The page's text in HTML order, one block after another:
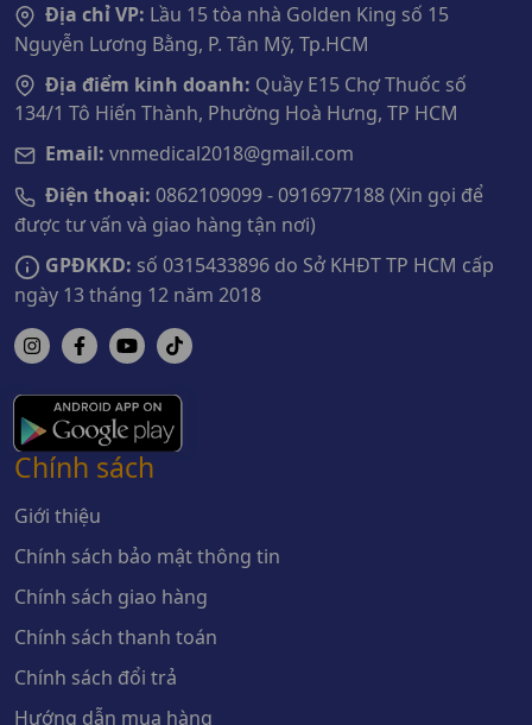
Địa chỉ VP: Lầu 15 tòa nhà Golden King số 15
Nguyễn Lương Bằng, P. Tân Mỹ, Tp.HCM
Địa điểm kinh doanh: Quầy E15 Chợ Thuốc số
134/1 Tô Hiến Thành, Phường Hoà Hưng, TP HCM
Email: vnmedical2018@gmail.com
Điện thoại: 0862109099 - 0916977188 (Xin gọi để
được tư vấn và giao hàng tận nơi)
GPĐKKD: số 0315433896 do Sở KHĐT TP HCM cấp
ngày 13 tháng 12 năm 2018
Chính sách
Giới thiệu
Chính sách bảo mật thông tin
Chính sách giao hàng
Chính sách thanh toán
Chính sách đổi trả
Hướng dẫn mua hàng